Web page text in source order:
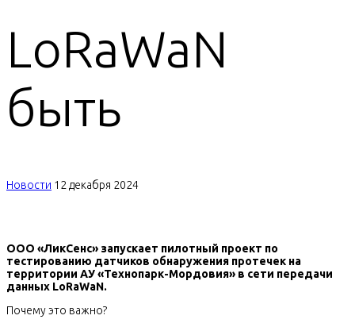
LoRaWaN
быть
Новости 12 декабря 2024
ООО «ЛикСенс» запускает пилотный проект по
тестированию датчиков обнаружения протечек на
территории АУ «Технопарк-Мордовия» в сети передачи
данных LoRaWaN.
Почему это важно?